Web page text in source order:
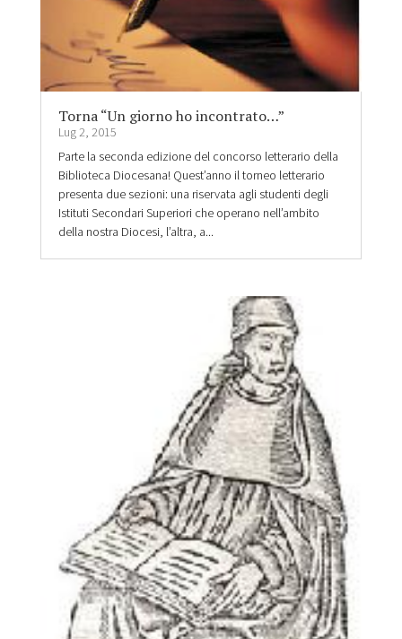
Torna “Un giorno ho incontrato…”
Lug 2, 2015
Parte la seconda edizione del concorso letterario della
Biblioteca Diocesana! Quest’anno il torneo letterario
presenta due sezioni: una riservata agli studenti degli
Istituti Secondari Superiori che operano nell’ambito
della nostra Diocesi, l’altra, a...